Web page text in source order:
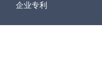
企业专利